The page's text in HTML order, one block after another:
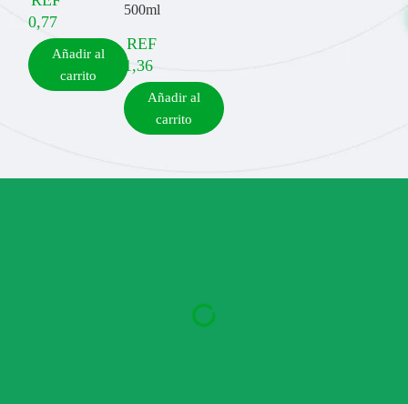
0,77
Añadir al
carrito
500ml
REF
1,36
Añadir al
carrito